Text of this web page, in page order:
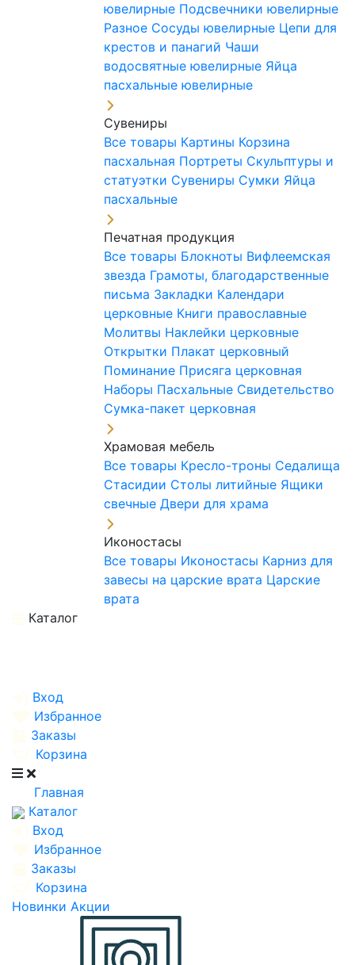
ювелирные Подсвечники ювелирные
Разное Сосуды ювелирные Цепи для
крестов и панагий Чаши
водосвятные ювелирные Яйца
пасхальные ювелирные
Сувениры
Все товары Картины Корзина
пасхальная Портреты Скульптуры и
статуэтки Сувениры Сумки Яйца
пасхальные
Печатная продукция
Все товары Блокноты Вифлеемская
звезда Грамоты, благодарственные
письма Закладки Календари
церковные Книги православные
Молитвы Наклейки церковные
Открытки Плакат церковный
Поминание Присяга церковная
Наборы Пасхальные Свидетельство
Сумка-пакет церковная
Храмовая мебель
Все товары Кресло-троны Седалища
Стасидии Столы литийные Ящики
свечные Двери для храма
Иконостасы
Все товары Иконостасы Карниз для
завесы на царские врата Царские
врата
Каталог
Вход
Избранное
Заказы
Корзина
Главная
Каталог
Вход
Избранное
Заказы
Корзина
Новинки Акции